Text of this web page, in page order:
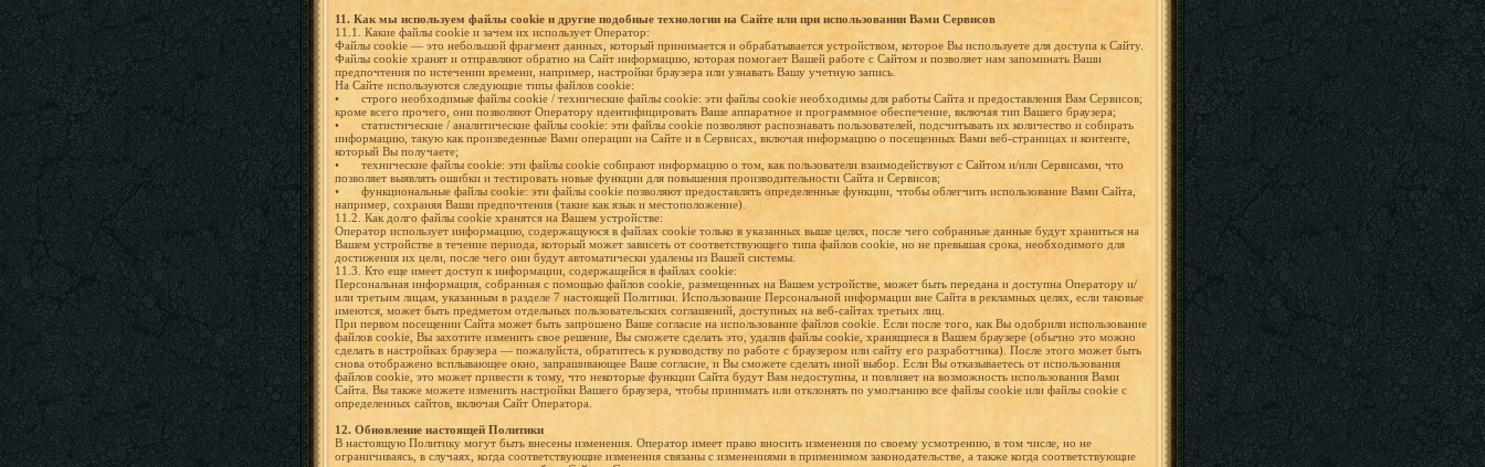
11. Как мы используем файлы cookie и другие подобные технологии на Сайте или при использовании Вами Сервисов
11.1. Какие файлы cookie и зачем их использует Оператор:
Файлы cookie — это небольшой фрагмент данных, который принимается и обрабатывается устройством, которое Вы используете для доступа к Сайту.
Файлы cookie хранят и отправляют обратно на Сайт информацию, которая помогает Вашей работе с Сайтом и позволяет нам запоминать Ваши
предпочтения по истечении времени, например, настройки браузера или узнавать Вашу учетную запись.
На Сайте используются следующие типы файлов cookie:
•
строго необходимые файлы cookie / технические файлы cookie: эти файлы cookie необходимы для работы Сайта и предоставления Вам Сервисов;
кроме всего прочего, они позволяют Оператору идентифицировать Ваше аппаратное и программное обеспечение, включая тип Вашего браузера;
•
статистические / аналитические файлы cookie: эти файлы cookie позволяют распознавать пользователей, подсчитывать их количество и собирать
информацию, такую как произведенные Вами операции на Сайте и в Сервисах, включая информацию о посещенных Вами веб-страницах и контенте,
который Вы получаете;
•
технические файлы cookie: эти файлы cookie собирают информацию о том, как пользователи взаимодействуют с Сайтом и/или Сервисами, что
позволяет выявлять ошибки и тестировать новые функции для повышения производительности Сайта и Сервисов;
•
функциональные файлы cookie: эти файлы cookie позволяют предоставлять определенные функции, чтобы облегчить использование Вами Сайта,
например, сохраняя Ваши предпочтения (такие как язык и местоположение).
11.2. Как долго файлы cookie хранятся на Вашем устройстве:
Оператор использует информацию, содержащуюся в файлах cookie только в указанных выше целях, после чего собранные данные будут храниться на
Вашем устройстве в течение периода, который может зависеть от соответствующего типа файлов cookie, но не превышая срока, необходимого для
достижения их цели, после чего они будут автоматически удалены из Вашей системы.
11.3. Кто еще имеет доступ к информации, содержащейся в файлах cookie:
Персональная информация, собранная с помощью файлов cookie, размещенных на Вашем устройстве, может быть передана и доступна Оператору и/
или третьим лицам, указанным в разделе 7 настоящей Политики. Использование Персональной информации вне Сайта в рекламных целях, если таковые
имеются, может быть предметом отдельных пользовательских соглашений, доступных на веб-сайтах третьих лиц.
При первом посещении Сайта может быть запрошено Ваше согласие на использование файлов cookie. Если после того, как Вы одобрили использование
файлов cookie, Вы захотите изменить свое решение, Вы сможете сделать это, удалив файлы cookie, хранящиеся в Вашем браузере (обычно это можно
сделать в настройках браузера — пожалуйста, обратитесь к руководству по работе с браузером или сайту его разработчика). После этого может быть
снова отображено всплывающее окно, запрашивающее Ваше согласие, и Вы сможете сделать иной выбор. Если Вы отказываетесь от использования
файлов cookie, это может привести к тому, что некоторые функции Сайта будут Вам недоступны, и повлияет на возможность использования Вами
Cайта. Вы также можете изменить настройки Вашего браузера, чтобы принимать или отклонять по умолчанию все файлы cookie или файлы cookie с
определенных сайтов, включая Сайт Оператора.
12. Обновление настоящей Политики
В настоящую Политику могут быть внесены изменения. Оператор имеет право вносить изменения по своему усмотрению, в том числе, но не
ограничиваясь, в случаях, когда соответствующие изменения связаны с изменениями в применимом законодательстве, а также когда соответствующие